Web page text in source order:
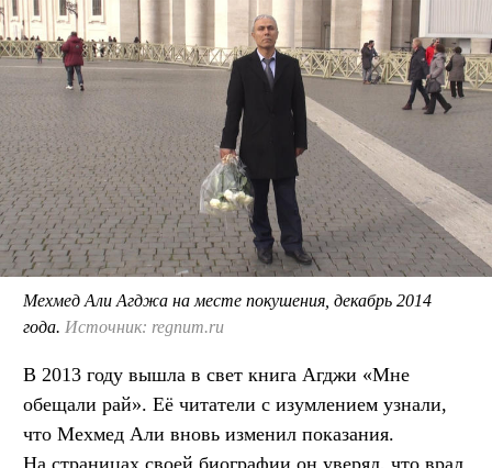
Мехмед Али Агджа на месте покушения, декабрь 2014
года. Источник: regnum.ru
В 2013 году вышла в свет книга Агджи «Мне
обещали рай». Её читатели с изумлением узнали,
что Мехмед Али вновь изменил показания.